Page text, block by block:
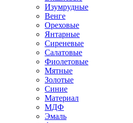
Изумрудные
Венге
Ореховые
Янтарные
Сиреневые
Салатовые
Фиолетовые
Мятные
Золотые
Синие
Материал
МДФ
Эмаль